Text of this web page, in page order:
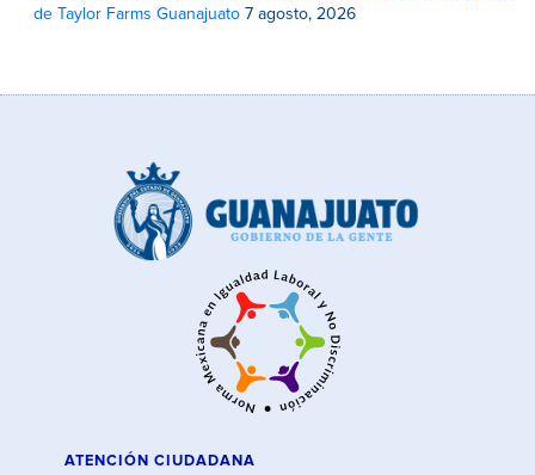
de Taylor Farms Guanajuato 7 agosto, 2026
ATENCIÓN CIUDADANA